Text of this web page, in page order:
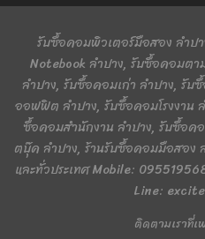
รับซื้อคอมพิวเตอร์มือสอง ลำป
Notebook ลำปาง, รับซื้อคอมต
ลำปาง, รับซื้อคอมเก่า ลำปาง, รั
ออฟฟิต ลำปาง, รับซื้อคอมโรงงาน
ซื้อคอมสำนักงาน ลำปาง, รับซื้อค
ตบุ๊ค ลำปาง, ร้านรับซื้อคอมมือสอง
และทั่วประเทศ Mobile:
Line:
ติดตามเราที่เ